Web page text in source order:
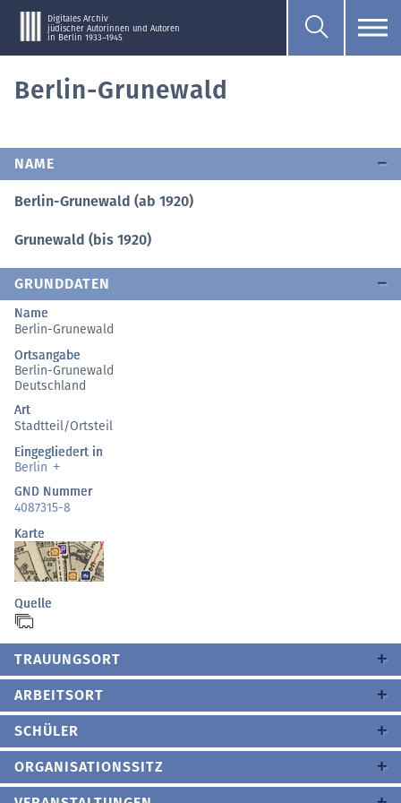
Digitales Archiv
jüdischer Autorinnen und Autoren
in Berlin 1933–1945
Berlin-Grunewald
NAME
Berlin-Grunewald (ab 1920)
Grunewald (bis 1920)
GRUNDDATEN
Name
Berlin-Grunewald
Ortsangabe
Berlin-Grunewald
Deutschland
Art
Stadtteil/Ortsteil
Eingegliedert in
Berlin
GND Nummer
4087315-8
Karte
Quelle
TRAUUNGSORT
ARBEITSORT
SCHÜLER
ORGANISATIONSSITZ